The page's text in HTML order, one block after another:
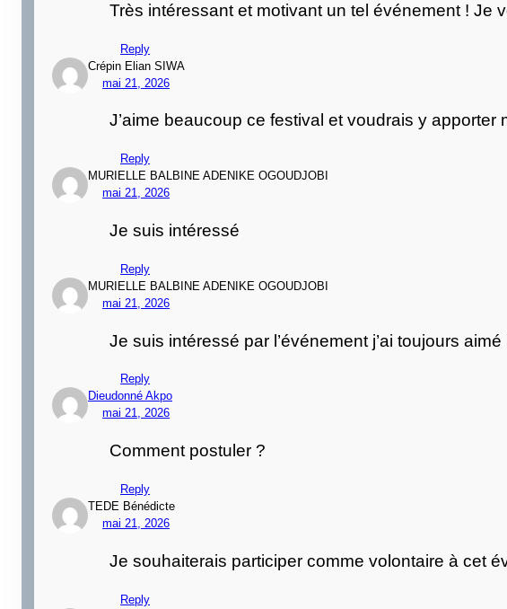
Très intéressant et motivant un tel événement ! Je
Reply
Crépin Elian SIWA
mai 21, 2026
J’aime beaucoup ce festival et voudrais y apporter
Reply
MURIELLE BALBINE ADENIKE OGOUDJOBI
mai 21, 2026
Je suis intéressé
Reply
MURIELLE BALBINE ADENIKE OGOUDJOBI
mai 21, 2026
Je suis intéressé par l’événement j’ai toujours aimé
Reply
Dieudonné Akpo
mai 21, 2026
Comment postuler ?
Reply
TEDE Bénédicte
mai 21, 2026
Je souhaiterais participer comme volontaire à cet
Reply